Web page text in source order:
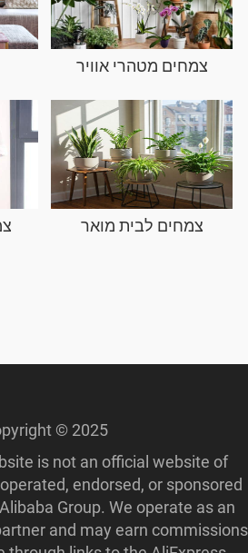
צמחים מטהרי אוויר
צמחים לבית מואר
© 2025
is not an official website of
endorsed, or sponsored
Group. We operate as an
and may earn commissions